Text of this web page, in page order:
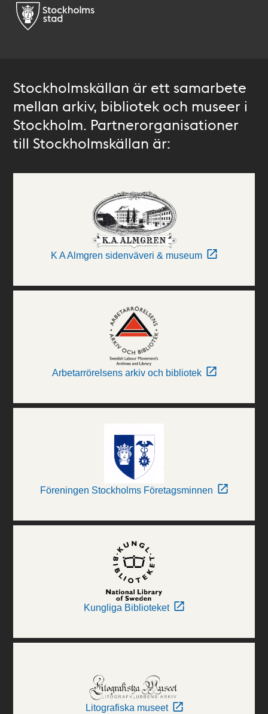
Stockholmskällan är ett samarbete
mellan arkiv, bibliotek och museer i
Stockholm. Partnerorganisationer
till Stockholmskällan är:
K A Almgren sidenväveri & museum
Arbetarrörelsens arkiv och bibliotek
Föreningen Stockholms Företagsminnen
Kungliga Biblioteket
Litografiska museet